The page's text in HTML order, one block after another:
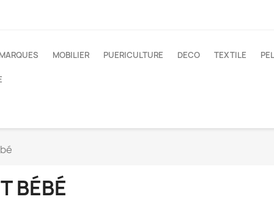
MOBILIER PUERICULTURE DECO TEXTILE
BÉBÉ